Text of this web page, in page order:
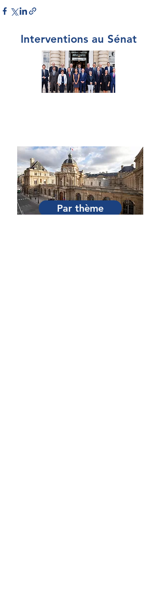
Interventions au Sénat
Par Sénateur
Par thème